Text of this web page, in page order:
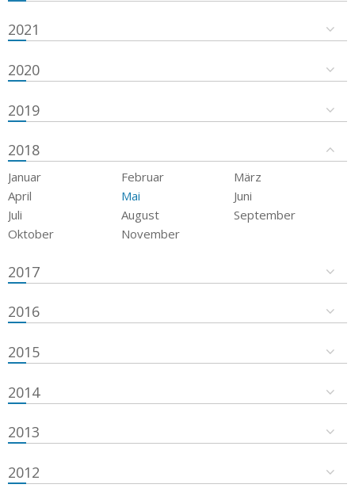
2021
2020
2019
2018
Januar Februar
März
April
Mai
Juni
Juli
August
September
Oktober
November
2017
2016
2015
2014
2013
2012